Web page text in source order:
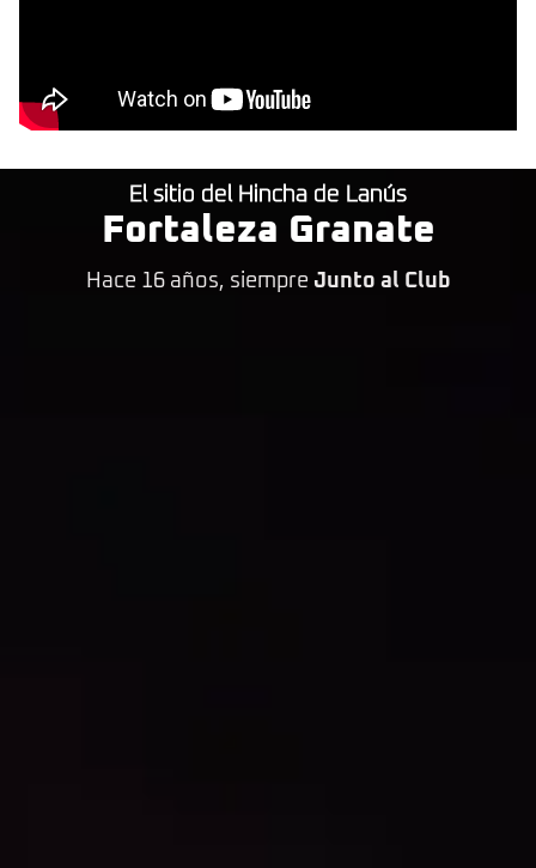
El sitio del Hincha de Lanús
Fortaleza Granate
Hace 16 años, siempre Junto al Club